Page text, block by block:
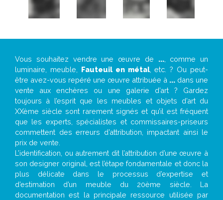
Vous souhaitez vendre une œuvre de ..., comme un
luminaire, meuble, Fauteuil en métal, etc. ? Ou peut-
être avez-vous repéré une œuvre attribuée à ... dans une
vente aux enchères ou une galerie d’art ? Gardez
toujours à l’esprit que les meubles et objets d’art du
XXème siècle sont rarement signés et qu’il est fréquent
que les experts, spécialistes et commissaires-priseurs
commettent des erreurs d’attribution, impactant ainsi le
prix de vente.
L’identification, ou autrement dit l’attribution d’une œuvre à
son designer original, est l’étape fondamentale et donc la
plus délicate dans le processus d’expertise et
d’estimation d’un meuble du 20ème siècle. La
documentation est la principale ressource utilisée par